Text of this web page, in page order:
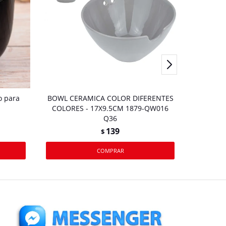
para
BOWL CERAMICA COLOR DIFERENTES
COLORES - 17X9.5CM 1879-QW016
Q36
$ 139